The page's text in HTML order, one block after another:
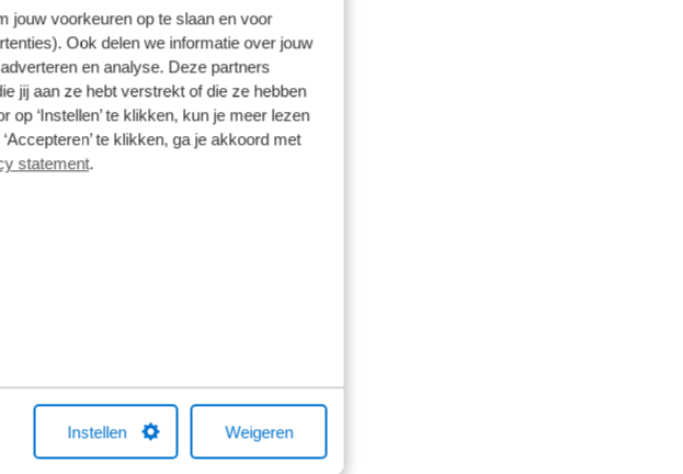
jouw voorkeuren op te slaan en voor
Ook delen we informatie over jouw
en analyse. Deze partners
jij aan ze hebt verstrekt of die ze hebben
‘Instellen’ te klikken, kun je meer lezen
te klikken, ga je akkoord met
statement.
Instellen Weigeren